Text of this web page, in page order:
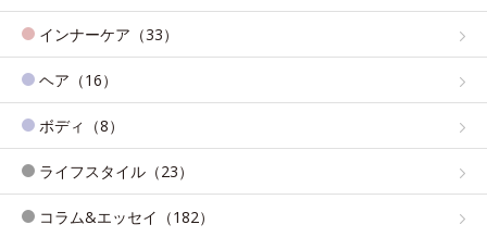
インナーケア（33）
ヘア（16）
ボディ（8）
ライフスタイル（23）
コラム&エッセイ（182）